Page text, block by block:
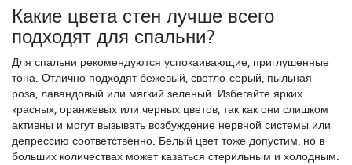
Какие цвета стен лучше всего
подходят для спальни?
Для спальни рекомендуются успокаивающие, приглушенные
тона. Отлично подходят бежевый, светло-серый, пыльная
роза, лавандовый или мягкий зеленый. Избегайте ярких
красных, оранжевых или черных цветов, так как они слишком
активны и могут вызывать возбуждение нервной системы или
депрессию соответственно. Белый цвет тоже допустим, но в
больших количествах может казаться стерильным и холодным.